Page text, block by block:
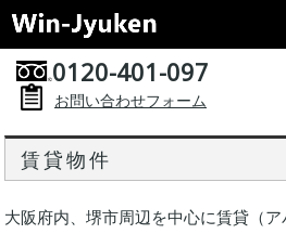
0120-401-097
お問い合わせフォーム
賃貸物件
大阪府内、堺市周辺を中心に賃貸（